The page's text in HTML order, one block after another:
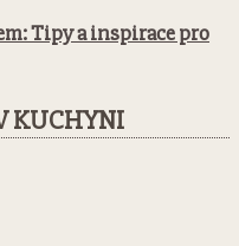
Tipy a inspirace pro
KUCHYNI